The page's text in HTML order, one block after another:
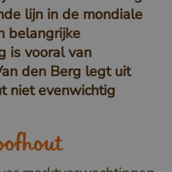
lijn in de mondiale
belangrijke
is vooral van
den Berg legt uit
niet evenwichtig